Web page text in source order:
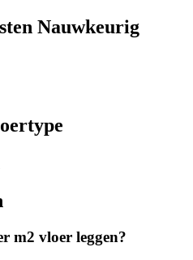
Nauwkeurig
m2 vloer leggen?